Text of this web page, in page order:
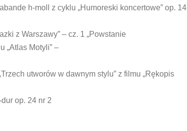
h-moll z cyklu „Humoreski koncertowe” op. 14
z Warszawy” – cz. 1 „Powstanie
„Atlas Motyli” –
utworów w dawnym stylu” z filmu „Rękopis
op. 24 nr 2